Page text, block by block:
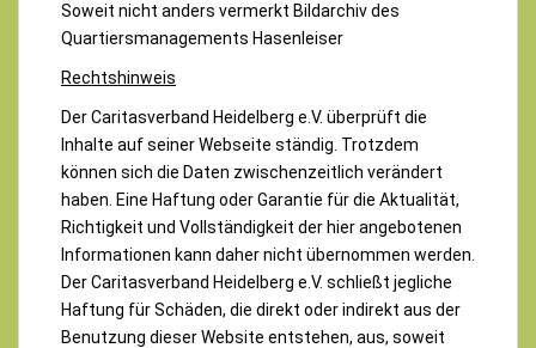
Soweit nicht anders vermerkt Bildarchiv des
Quartiersmanagements Hasenleiser
Rechtshinweis
Der Caritasverband Heidelberg e.V. überprüft die
Inhalte auf seiner Webseite ständig. Trotzdem
können sich die Daten zwischenzeitlich verändert
haben. Eine Haftung oder Garantie für die Aktualität,
Richtigkeit und Vollständigkeit der hier angebotenen
Informationen kann daher nicht übernommen werden.
Der Caritasverband Heidelberg e.V. schließt jegliche
Haftung für Schäden, die direkt oder indirekt aus der
Benutzung dieser Website entstehen, aus, soweit